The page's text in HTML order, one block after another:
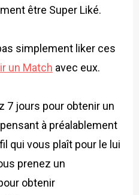
être Super Liké.
simplement liker ces
un Match avec eux.
7 jours pour obtenir un
à préalablement
qui vous plaît pour le lui
prenez un
obtenir